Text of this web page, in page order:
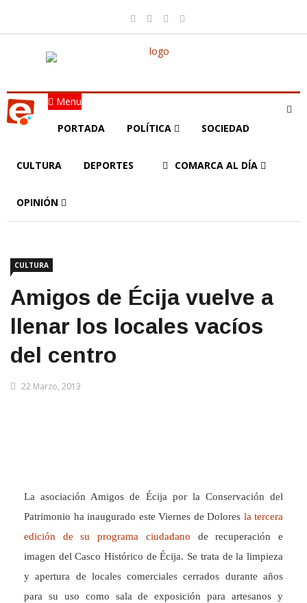
Menu
PORTADA POLÍTICA SOCIEDAD
CULTURA DEPORTES COMARCA AL DÍA
OPINIÓN
CULTURA
Amigos de Écija vuelve a
llenar los locales vacíos
del centro
22 Marzo, 2013
La asociación Amigos de Écija por la Conservación del
Patrimonio ha inaugurado este Viernes de Dolores la tercera
edición de su programa ciudadano de recuperación e
imagen del Casco Histórico de Écija. Se trata de la limpieza
y apertura de locales comerciales cerrados durante años
para su uso como sala de exposición para artesanos y